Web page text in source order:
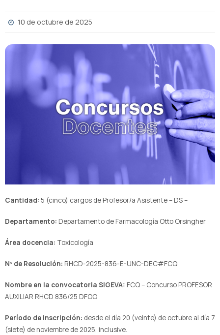
10 de octubre de 2025
Cantidad: 5 (cinco) cargos de Profesor/a Asistente – DS –
Departamento: Departamento de Farmacología Otto Orsingher
Área docencia: Toxicología
Nº de Resolución: RHCD-2025-836-E-UNC-DEC#FCQ
Nombre en la convocatoria SIGEVA: FCQ – Concurso PROFESOR
AUXILIAR RHCD 836/25 DFOO
Período de inscripción: desde el día 20 (veinte) de octubre al día 7
(siete) de noviembre de 2025, inclusive.